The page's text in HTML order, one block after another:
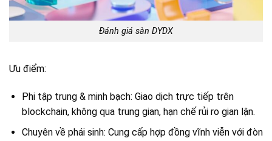
Đánh giá sàn DYDX
Ưu điểm:
Phi tập trung & minh bạch: Giao dịch trực tiếp trên
blockchain, không qua trung gian, hạn chế rủi ro gian lận.
Chuyên về phái sinh: Cung cấp hợp đồng vĩnh viễn với đòn